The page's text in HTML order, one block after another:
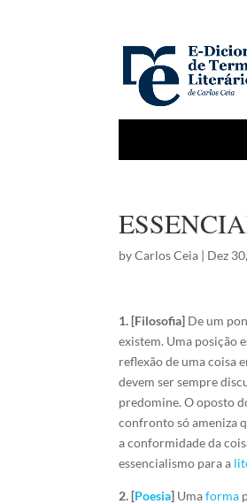
byCarlos Ceia | Dez
1. [Filosofia] De um
existem. Uma posição
reflexão de uma coisa
devem ser sempre
predomine. O oposto
confronto só ameniza
a conformidade da
essencialismo para a
2. [Poesia] Umaforma